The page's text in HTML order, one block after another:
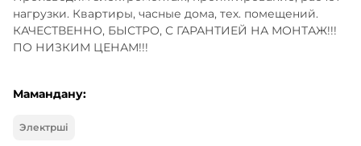
нагрузки. Квартиры, часные дома, тех. помещений.
КАЧЕСТВЕННО, БЫСТРО, С ГАРАНТИЕЙ НА МОНТАЖ!!!
ПО НИЗКИМ ЦЕНАМ!!!
Мамандану:
Электрші